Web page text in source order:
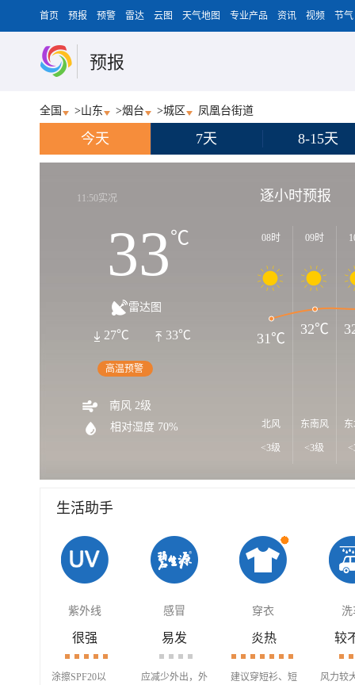
首页 预报 预警 雷达 云图 天气地图 专业产品 资讯 视频 节气
预报
全国 >山东 >烟台 >城区 凤凰台街道
今天 7天 8-15天
11:50实况
33℃
雷达图
33℃
27℃
高温预警
南风 2级
相对湿度 70%
逐小时预报
08时
北风
<3级
09时
东南风
<3级
31℃
32℃
生活助手
紫外线 感冒 穿衣 洗
很强
涂擦SPF20以
易发
应减少外出，外
炎热
建议穿短衫、短
较
风力较